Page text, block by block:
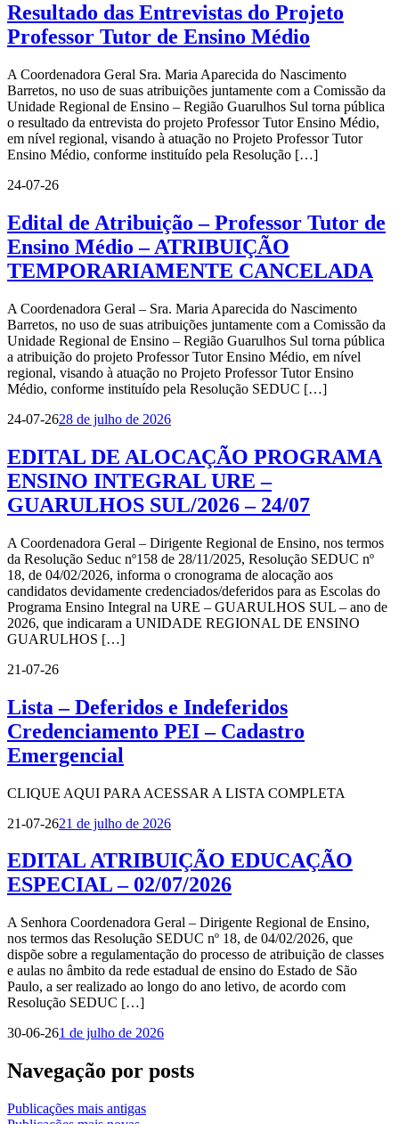
Resultado das Entrevistas do Projeto
Professor Tutor de Ensino Médio
A Coordenadora Geral Sra. Maria Aparecida do Nascimento
Barretos, no uso de suas atribuições juntamente com a Comissão da
Unidade Regional de Ensino – Região Guarulhos Sul torna pública
o resultado da entrevista do projeto Professor Tutor Ensino Médio,
em nível regional, visando à atuação no Projeto Professor Tutor
Ensino Médio, conforme instituído pela Resolução […]
24-07-26
Edital de Atribuição – Professor Tutor de
Ensino Médio – ATRIBUIÇÃO
TEMPORARIAMENTE CANCELADA
A Coordenadora Geral – Sra. Maria Aparecida do Nascimento
Barretos, no uso de suas atribuições juntamente com a Comissão da
Unidade Regional de Ensino – Região Guarulhos Sul torna pública
a atribuição do projeto Professor Tutor Ensino Médio, em nível
regional, visando à atuação no Projeto Professor Tutor Ensino
Médio, conforme instituído pela Resolução SEDUC […]
24-07-2628 de julho de 2026
EDITAL DE ALOCAÇÃO PROGRAMA
ENSINO INTEGRAL URE –
GUARULHOS SUL/2026 – 24/07
A Coordenadora Geral – Dirigente Regional de Ensino, nos termos
da Resolução Seduc nº158 de 28/11/2025, Resolução SEDUC nº
18, de 04/02/2026, informa o cronograma de alocação aos
candidatos devidamente credenciados/deferidos para as Escolas do
Programa Ensino Integral na URE – GUARULHOS SUL – ano de
2026, que indicaram a UNIDADE REGIONAL DE ENSINO
GUARULHOS […]
21-07-26
Lista – Deferidos e Indeferidos
Credenciamento PEI – Cadastro
Emergencial
CLIQUE AQUI PARA ACESSAR A LISTA COMPLETA
21-07-2621 de julho de 2026
EDITAL ATRIBUIÇÃO EDUCAÇÃO
ESPECIAL – 02/07/2026
A Senhora Coordenadora Geral – Dirigente Regional de Ensino,
nos termos das Resolução SEDUC nº 18, de 04/02/2026, que
dispõe sobre a regulamentação do processo de atribuição de classes
e aulas no âmbito da rede estadual de ensino do Estado de São
Paulo, a ser realizado ao longo do ano letivo, de acordo com
Resolução SEDUC […]
30-06-261 de julho de 2026
Navegação por posts
Publicações mais antigas